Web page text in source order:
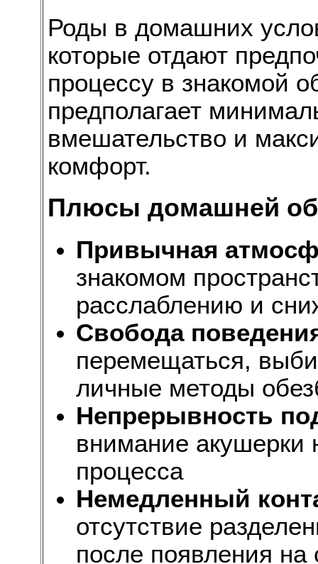
Роды в домашних
которые отдают
процессу в знакомой
предполагает
вмешательство и
комфорт.
Плюсы домашней
Привычная
знакомом
расслаблению и
Свобода
перемещаться,
личные методы
Непрерывность
внимание акушерки
процесса
Немедленный
отсутствие
после появления на